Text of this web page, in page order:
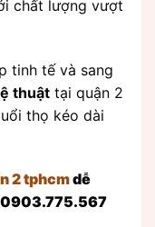
chất lượng vượt
tinh tế và sang
thuật tại quận 2
thọ kéo dài
2 tphcmdễ